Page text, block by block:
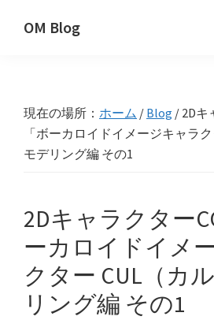
OM Blog
現在の場所： ホーム / Blog / 2Dキ
「ボーカロイドイメージキャラク
モデリング編 その1
2Dキャラクター
ーカロイドイメ
クター CUL（カ
リング編 その1